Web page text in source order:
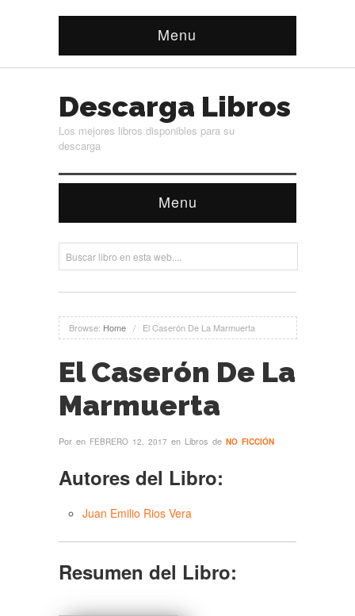
Menu
Descarga Libros
Los mejores libros disponibles para su
descarga
Menu
Browse: Home / El Caserón De La Marmuerta
El Caserón De La
Marmuerta
Por en FEBRERO 12, 2017 en Libros de NO FICCIÓN
Autores del Libro:
Juan Emilio Rios Vera
Resumen del Libro: